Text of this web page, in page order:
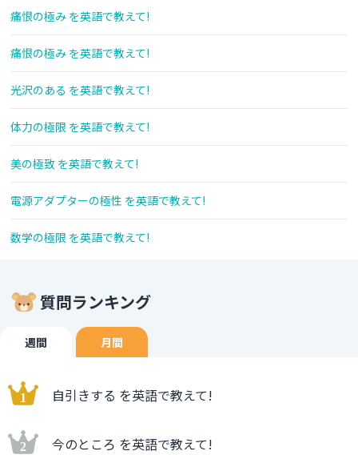
痛恨の極み を英語で教えて!
痛恨の極み を英語で教えて!
光沢のある を英語で教えて!
体力の極限 を英語で教えて!
美の極致 を英語で教えて!
電源アダプターの極性 を英語で教えて!
数学の極限 を英語で教えて!
質問ランキング
週間 月間
自引きする を英語で教えて!
今のところ を英語で教えて!